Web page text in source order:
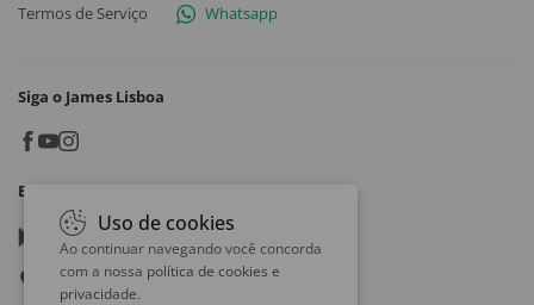
Termos de Serviço
Whatsapp
Siga o James Lisboa
Baixe o App
Google play
App store
Uso de cookies
Ao continuar navegando você concorda
com a nossa política de cookies e
privacidade.